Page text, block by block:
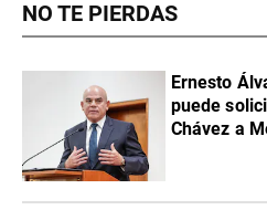
NO TE PIERDAS
Ernesto
puede
Chávez a